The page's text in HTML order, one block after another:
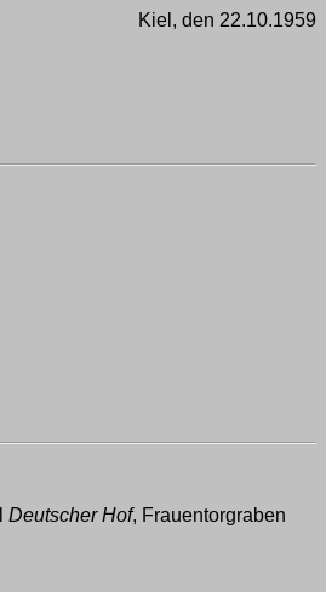
Kiel, den 22.10.1959
Deutscher Hof, Frauentorgraben